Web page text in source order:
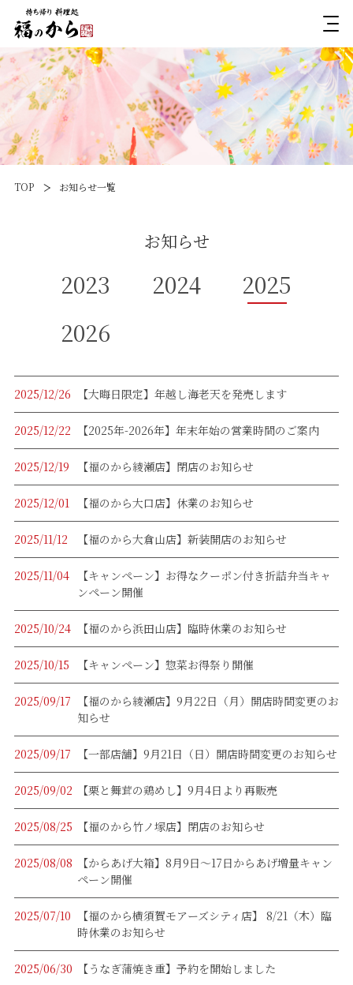
TOP お知らせ一覧
お知らせ
2023 2024
2025
2026
2025/12/26 【大晦日限定】年越し海老天を発売します
2025/12/22 【2025年-2026年】年末年始の営業時間のご案内
2025/12/19 【福のから綾瀬店】閉店のお知らせ
2025/12/01 【福のから大口店】休業のお知らせ
2025/11/12 【福のから大倉山店】新装開店のお知らせ
2025/11/04
【キャンペーン】お得なクーポン付き折詰弁当キャ
ンペーン開催
2025/10/24 【福のから浜田山店】臨時休業のお知らせ
2025/10/15 【キャンペーン】惣菜お得祭り開催
2025/09/17
【福のから綾瀬店】9月22日（月）開店時間変更のお
知らせ
2025/09/17 【一部店舗】9月21日（日）開店時間変更のお知らせ
2025/09/02 【栗と舞茸の鶏めし】9月4日より再販売
2025/08/25 【福のから竹ノ塚店】閉店のお知らせ
2025/08/08
【からあげ大箱】8月9日～17日からあげ増量キャン
ペーン開催
2025/07/10
【福のから横須賀モアーズシティ店】 8/21（木）臨
時休業のお知らせ
2025/06/30 【うなぎ蒲焼き重】予約を開始しました